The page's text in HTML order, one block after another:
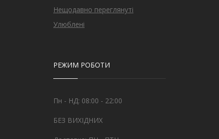
Нещодавно переглянуті
Улюблені
РЕЖИМ РОБОТИ
Пн - НД: 08:00 - 22:00
БЕЗ ВИХІДНИХ